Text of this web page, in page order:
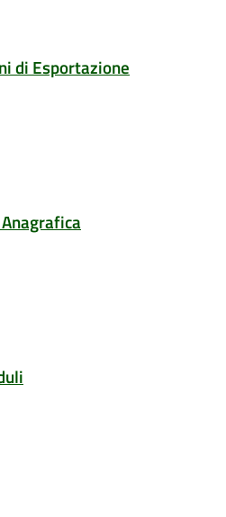
di Esportazione